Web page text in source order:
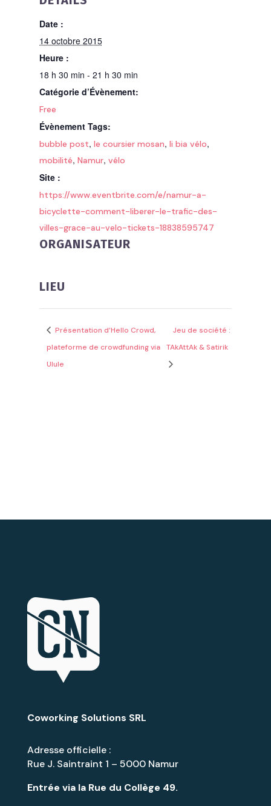
Date :
14 octobre 2015
Heure :
18 h 30 min - 21 h 30 min
Catégorie d’Évènement:
Free
Évènement Tags:
bubble post, le coursier mosan, li bia vélo,
mobilité, Namur, vélo
Site :
https://www.eventbrite.com/e/namur-a-
bicyclette-comment-liberer-le-trafic-des-
villes-grace-au-velo-tickets-18838595747
ORGANISATEUR
LIEU
Présentation d’Hello Crowd,
plateforme de crowdfunding via
Ulule
Jeu de société :
TAkAttAk & Satirik
Coworking Solutions SRL
Adresse officielle :
Rue J. Saintraint 1 – 5000 Namur
Entrée via la Rue du Collège 49.